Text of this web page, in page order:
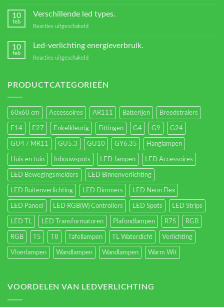
Transformators?
10
feb
Verschillende led types.
Reacties uitgeschakeld
10
feb
Led-verlichting energieverbruik.
Reacties uitgeschakeld
energieverbruik.
PRODUCTCATEGORIEËN
60x60 cm Accessoires AR111 Batterijen Breedstralers
E14 E27 Enkelkleurig Fittingen G4 G9 G24
GU4 / MR11 GU5.3 GU10 GY6.35 Hanglampen
Huis en tuin Inbouwspots LED-lampen LED Accessoires
LED Bewegingsmelders LED Binnenverlichting
LED Buitenverlichting LED Dimmers LED Neon Flex
LED Paneel LED RGB(W) Controllers LED Spots LED Strips
LED TL LED Transformatoren Plafondlampen R7S RGB
RGB T5 T8 Tafellampen TL Waterdicht Verlichting
Vloerlampen Wandlampen Wandlampen Warm Wit
VOORDELEN VAN LEDVERLICHTING